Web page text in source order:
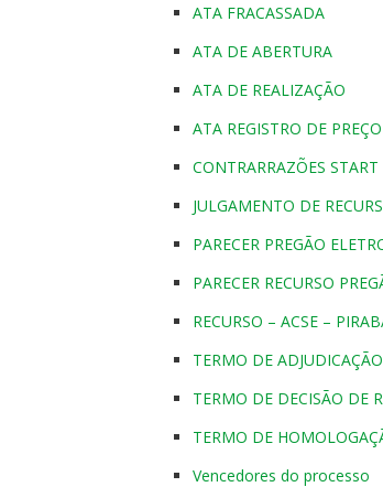
ATA FRACASSADA
ATA DE ABERTURA
ATA DE REALIZAÇÃO
ATA REGISTRO DE
CONTRARRAZÕES START
JULGAMENTO DE
PARECER PREGÃO
PARECER RECURSO
RECURSO – ACSE –
TERMO DE ADJUDICAÇÃO
TERMO DE DECISÃO DE
TERMO DE
Vencedores do processo